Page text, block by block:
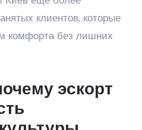
клиентов, которые
комфорта без лишних
эскорт